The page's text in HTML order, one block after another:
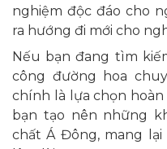
nghiệm độc đáo cho
ra hướng đi mới cho
Nếu bạn đang tìm
công đường hoa
chính là lựa chọn
bạn tạo nên những
chất Á Đông, mang